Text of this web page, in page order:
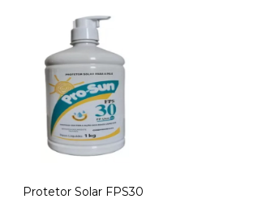
Protetor Solar FPS30